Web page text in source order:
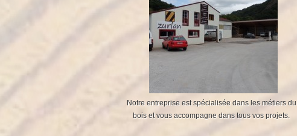
Notre entreprise est spécialisée dans les métiers du
bois et vous accompagne dans tous vos projets.